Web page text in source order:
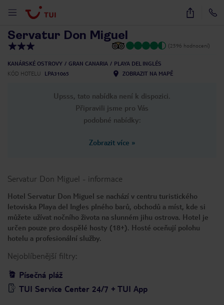
14
Servatur Don Miguel
(2596 hodnocení)
KANÁRSKÉ OSTROVY GRAN CANARIA
PLAYA DEL INGLÉS
KÓD HOTELU
LPA31065 ZOBRAZIT NA MAPĚ
Upsss, tato nabídka není k dispozici.
Připravili jsme pro Vás
podobné nabídky:
Zobrazit více »
Servatur Don Miguel - informace
Hotel Servatur Don Miguel se nachází v centru turistického
letoviska Playa del Ingles plného barů, obchodů a míst, kde si
můžete užívat nočního života na slunném jihu ostrova. Hotel je
určen pouze pro dospělé hosty (18+). Hosté oceňují polohu
hotelu a profesionální služby.
Nejoblíbenější filtry:
Písečná pláž
TUI Service Center 24/7 + TUI App